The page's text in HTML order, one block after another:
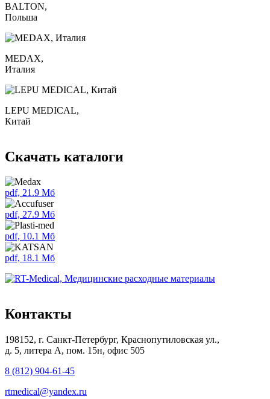
BALTON,
Польша
MEDAX,
Италия
LEPU MEDICAL,
Китай
Скачать каталоги
pdf, 21.9 Мб
pdf, 27.9 Мб
pdf, 10.1 Мб
pdf, 18.1 Мб
Контакты
198152, г. Санкт-Петербург, Краснопутиловская ул.,
д. 5, литера А, пом. 15н, офис 505
8 (812) 904-61-45
rtmedical@yandex.ru